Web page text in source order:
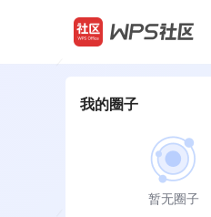
/
我的圈子
暂无圈子